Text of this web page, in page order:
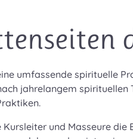
umfassende spirituelle
jahrelangem
und Masseure